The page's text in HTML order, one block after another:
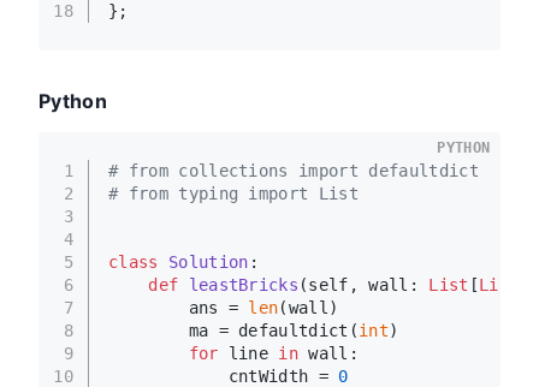
18
};
Python
1
2
3
4
5
6
7
8
9
10
# from collections import defaultdict
# from typing import List
class Solution :
def
leastBricks (self, wall: List [List
        ans =
len(wall)
        ma = defaultdict(
int)
for line in wall:
            cntWidth =
0
PYTHON